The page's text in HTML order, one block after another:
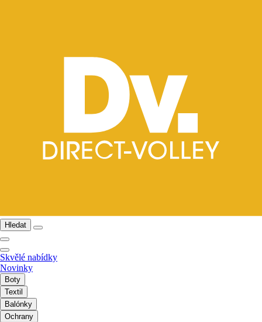
Hledat
Skvělé nabídky
Novinky
Boty
Textil
Balónky
Ochrany